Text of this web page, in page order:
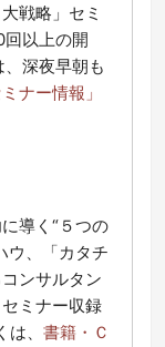
戦略」セミ
以上の開
深夜早朝も
ミナー情報」
導く“５つの
ウ、「カタチ
ンサルタン
ミナー収録
は、書籍・Ｃ